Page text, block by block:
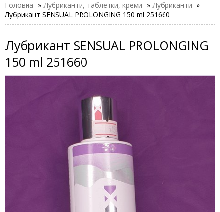
Головна » Лубриканти, таблетки, креми » Лубриканти »
Лубрикант SENSUAL PROLONGING 150 ml 251660
Лубрикант SENSUAL PROLONGING
150 ml 251660